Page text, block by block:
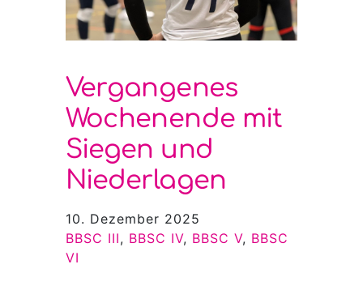
Vergangenes
Wochenende mit
Siegen und
Niederlagen
10. Dezember 2025
BBSC III, BBSC IV, BBSC V, BBSC
VI